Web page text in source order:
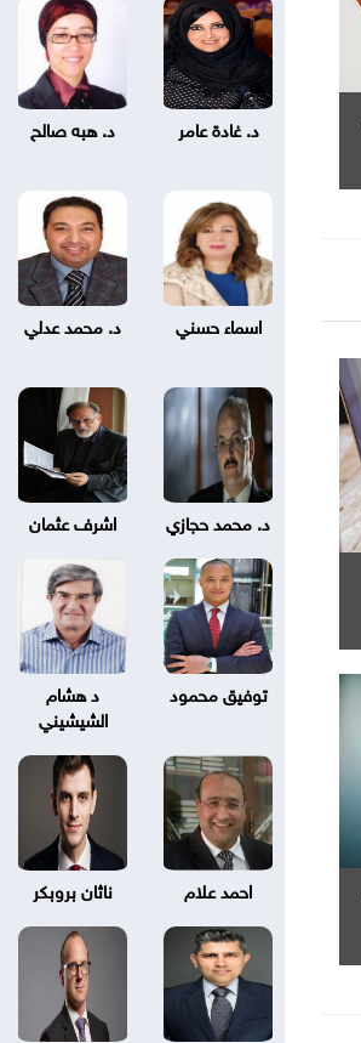
د. غادة عامر د. هبه صالح
اسماء حسني د. محمد عدلي
د. محمد حجازي اشرف عثمان
توفيق محمود
د هشام
الشيشيني
احمد علام ناثان بروبكر